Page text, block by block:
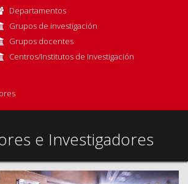
Departamentos
Grupos de investigación
Grupos docentes
Centros/Institutos de Investigación
e Investigadores